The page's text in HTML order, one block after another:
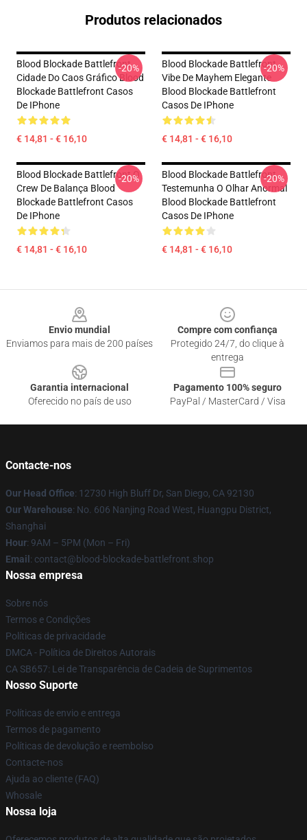
Produtos relacionados
Blood Blockade Battlefront
Cidade Do Caos Gráfico Blood
Blockade Battlefront Casos
De IPhone
€ 14,81 - € 16,10
-20%
Blood Blockade Battlefront
Vibe De Mayhem Elegante
Blood Blockade Battlefront
Casos De IPhone
€ 14,81 - € 16,10
-20%
Blood Blockade Battlefront O
Crew De Balança Blood
Blockade Battlefront Casos
De IPhone
€ 14,81 - € 16,10
-20%
Blood Blockade Battlefront
Testemunha O Olhar Anormal
Blood Blockade Battlefront
Casos De IPhone
€ 14,81 - € 16,10
-20%
Envio mundial
Enviamos para mais de 200 países
Compre com confiança
Protegido 24/7, do clique à
entrega
Garantia internacional
Oferecido no país de uso
Pagamento 100% seguro
PayPal / MasterCard / Visa
Contacte-nos
Our Head Office: 12730 High Bluff Dr, San Diego, CA 92130
Our Warehouse: No. 606 Nanjing Road West, Huangpu District,
Shanghai
Hour: 9AM – 5PM (Mon – Fri)
Email : contact@blood-blockade-battlefront.shop
Nossa empresa
Sobre nós
Termos e Condições
Políticas de privacidade
DMCA - Política de Direitos Autorais
CA SB657: Lei de Transparência de Cadeia de Suprimentos
Nosso Suporte
Políticas de envio e entrega
Termos de pagamento
Políticas de devolução e reembolso
Contacte-nos
Ajuda ao cliente (FAQ)
Whosale
Nossa loja